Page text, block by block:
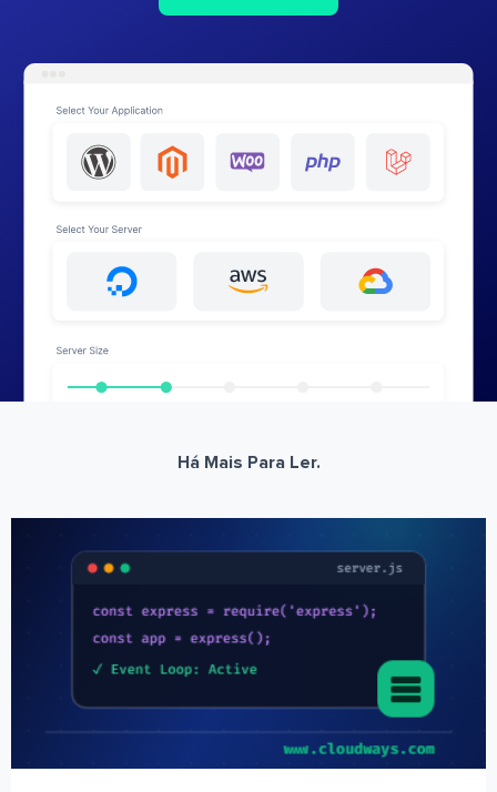
Há Mais Para Ler.